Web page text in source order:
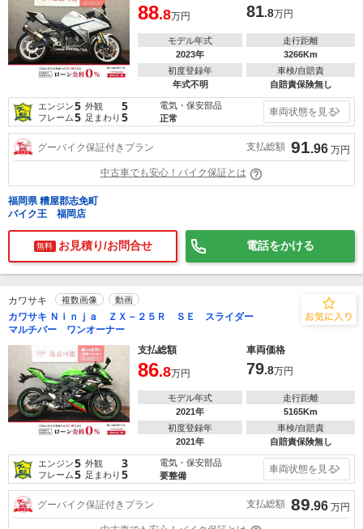
88.8万円 81.8万円
モデル年式
2023年
走行距離
3266Km
初度登録年
年式不明
車検/自賠責
自賠責保険無し
エンジン5 外観 5
フレーム5 足まわり 5
電気・保安部品
正常
車両状態を見る
グーバイク保証付きプラン 支払総額 91.96 万円
中古車でも安心！バイク保証とは
福岡県 糟屋郡志免町
バイク王 福岡店
無料 お見積り/お問合せ 電話をかける
カワサキ 複数画像 動画
カワサキ Ｎｉｎｊａ ＺＸ－２５Ｒ ＳＥ スライダー
マルチバー ワンオーナー
支払総額
車両価格
86.8万円 79.8万円
モデル年式
2021年
走行距離
5165Km
初度登録年
2021年
車検/自賠責
自賠責保険無し
エンジン5 外観 3
フレーム5 足まわり 5
電気・保安部品
要整備
車両状態を見る
グーバイク保証付きプラン 支払総額 89.96 万円